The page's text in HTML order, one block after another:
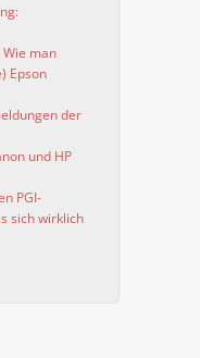
man
Epson
der
und HP
PGI-
sich wirklich